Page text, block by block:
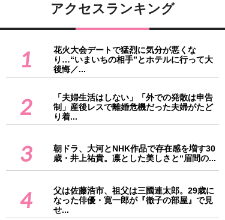
アクセスランキング
1
花火大会デートで猛烈に気分が悪くな
り…“いまいちの相手”とホテルに行って大
後悔／...
2
「夫婦生活はしない」「外での発散は申告
制」産後レスで離婚危機だった夫婦がたど
り着...
3
朝ドラ、大河とNHK作品で存在感を増す30
歳・井上祐貴。凛とした美しさと“眉間の...
4
父は佐藤浩市、祖父は三國連太郎。29歳に
なった俳優・寛一郎が『徹子の部屋』で見
せ...